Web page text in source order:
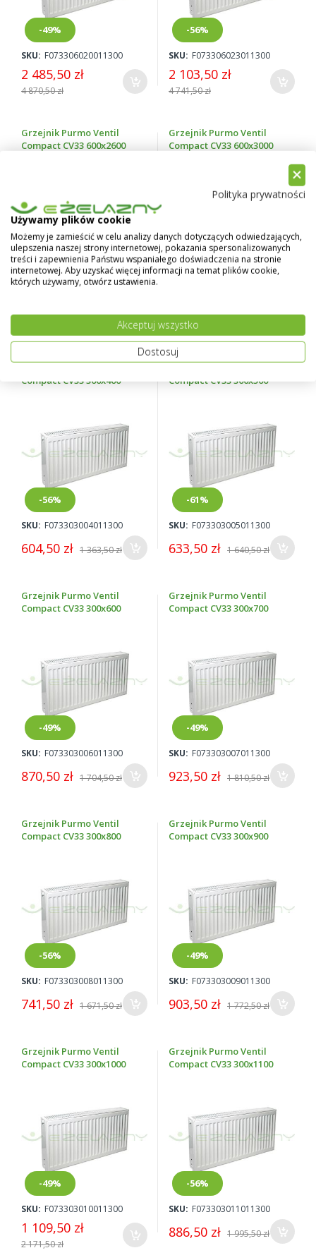
-49%
SKU: F073306020011300
2 485,50 zł
4 870,50 zł
-56%
SKU: F073306023011300
2 103,50 zł
4 741,50 zł
Grzejnik Purmo Ventil
Compact CV33 600x2600
-49%
SKU: F073306026011300
Grzejnik Purmo Ventil
Compact CV33 600x3000
-49%
6 779,50 zł
Compact CV33 300x400
-56%
SKU: F073303004011300
604,50 zł 1 363,50 zł
Compact CV33 300x500
-61%
SKU: F073303005011300
633,50 zł 1 640,50 zł
Grzejnik Purmo Ventil
Compact CV33 300x600
-49%
SKU: F073303006011300
870,50 zł 1 704,50 zł
Grzejnik Purmo Ventil
Compact CV33 300x700
-49%
SKU: F073303007011300
923,50 zł 1 810,50 zł
Grzejnik Purmo Ventil
Compact CV33 300x800
-56%
SKU: F073303008011300
741,50 zł 1 671,50 zł
Grzejnik Purmo Ventil
Compact CV33 300x900
-49%
SKU: F073303009011300
903,50 zł 1 772,50 zł
Grzejnik Purmo Ventil
Compact CV33 300x1000
-49%
SKU: F073303010011300
1 109,50 zł
2 171,50 zł
Grzejnik Purmo Ventil
Compact CV33 300x1100
-56%
SKU: F073303011011300
886,50 zł 1 995,50 zł
Polityka prywatności
Używamy plików cookie
Możemy je zamieścić w celu analizy danych dotyczących odwiedzających,
ulepszenia naszej strony internetowej, pokazania spersonalizowanych
treści i zapewnienia Państwu wspaniałego doświadczenia na stronie
internetowej. Aby uzyskać więcej informacji na temat plików cookie,
których używamy, otwórz ustawienia.
Akceptuj wszystko
Dostosuj